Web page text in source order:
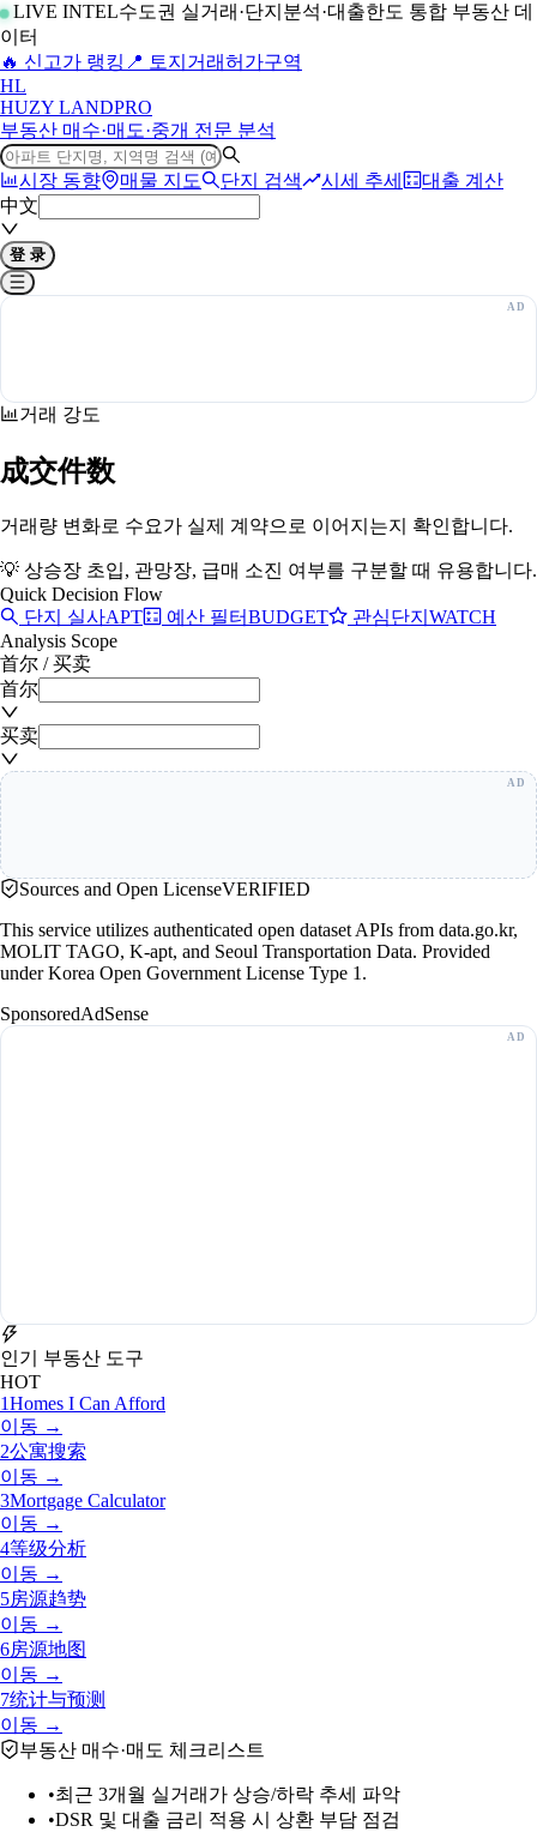
LIVE INTEL수도권 실거래·단지분석·대출한도 통합 부동산 데
이터
🔥 신고가 랭킹 📍 토지거래허가구역
HL
HUZY LANDPRO
부동산 매수·매도·중개 전문 분석
시장 동향 매물 지도 단지 검색 시세 추세
대출 계산
中文
登 录
거래 강도
成交件数
거래량 변화로 수요가 실제 계약으로 이어지는지 확인합니다.
💡 상승장 초입, 관망장, 급매 소진 여부를 구분할 때 유용합니다.
Quick Decision Flow
단지 실사APT 예산 필터BUDGET 관심단지 WATCH
Analysis Scope
首尔 /买卖
首尔
买卖
Sources and Open LicenseVERIFIED
This service utilizes authenticated open dataset APIs from data.go.kr,
MOLIT TAGO, K-apt, and Seoul Transportation Data. Provided
under Korea Open Government License Type 1.
SponsoredAdSense
인기 부동산 도구
HOT
1Homes I Can Afford
이동 →
2公寓搜索
이동 →
3Mortgage Calculator
이동 →
4等级分析
이동 →
5房源趋势
이동 →
6房源地图
이동 →
7统计与预测
이동 →
부동산 매수·매도 체크리스트
•최근 3개월 실거래가 상승/하락 추세 파악
•DSR 및 대출 금리 적용 시 상환 부담 점검